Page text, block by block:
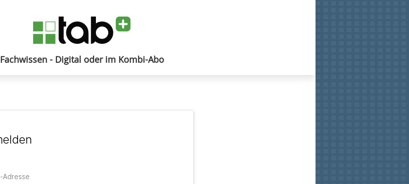
Fachwissen - Digital oder im Kombi-Abo